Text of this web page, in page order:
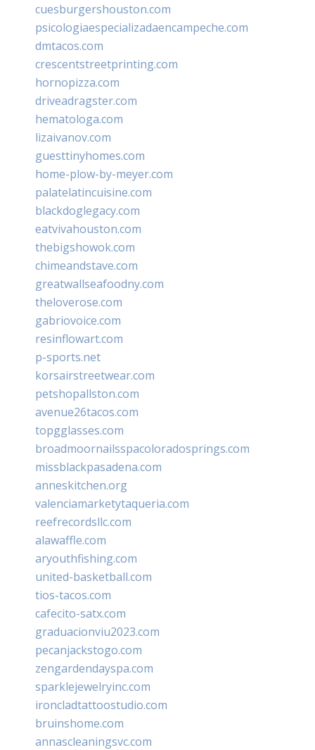
cuesburgershouston.com
psicologiaespecializadaencampeche.com
dmtacos.com
crescentstreetprinting.com
hornopizza.com
driveadragster.com
hematologa.com
lizaivanov.com
guesttinyhomes.com
home-plow-by-meyer.com
palatelatincuisine.com
blackdoglegacy.com
eatvivahouston.com
thebigshowok.com
chimeandstave.com
greatwallseafoodny.com
theloverose.com
gabriovoice.com
resinflowart.com
p-sports.net
korsairstreetwear.com
petshopallston.com
avenue26tacos.com
topgglasses.com
broadmoornailsspacoloradosprings.com
missblackpasadena.com
anneskitchen.org
valenciamarketytaqueria.com
reefrecordsllc.com
alawaffle.com
aryouthfishing.com
united-basketball.com
tios-tacos.com
cafecito-satx.com
graduacionviu2023.com
pecanjackstogo.com
zengardendayspa.com
sparklejewelryinc.com
ironcladtattoostudio.com
bruinshome.com
annascleaningsvc.com